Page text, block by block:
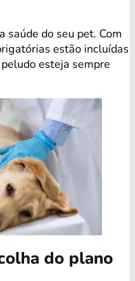
saúde do seu pet. Com
estão incluídas
esteja sempre
do plano